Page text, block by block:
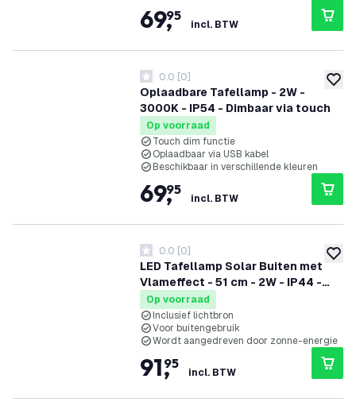
69,
95
incl. BTW
Oplaadbare Tafellamp - 2W -
3000K - IP54 - Dimbaar via touch
0 score sterren
0.0 [0]
Op voorraad
Touch dim functie
Oplaadbaar via USB kabel
Beschikbaar in verschillende kleuren
69,
95
incl. BTW
LED Tafellamp Solar Buiten met
Vlameffect - 51 cm - 2W - IP44 -
Mineros - Grijs
0 score sterren
0.0 [0]
Op voorraad
Inclusief lichtbron
Voor buitengebruik
Wordt aangedreven door zonne-energie
91,
95
incl. BTW